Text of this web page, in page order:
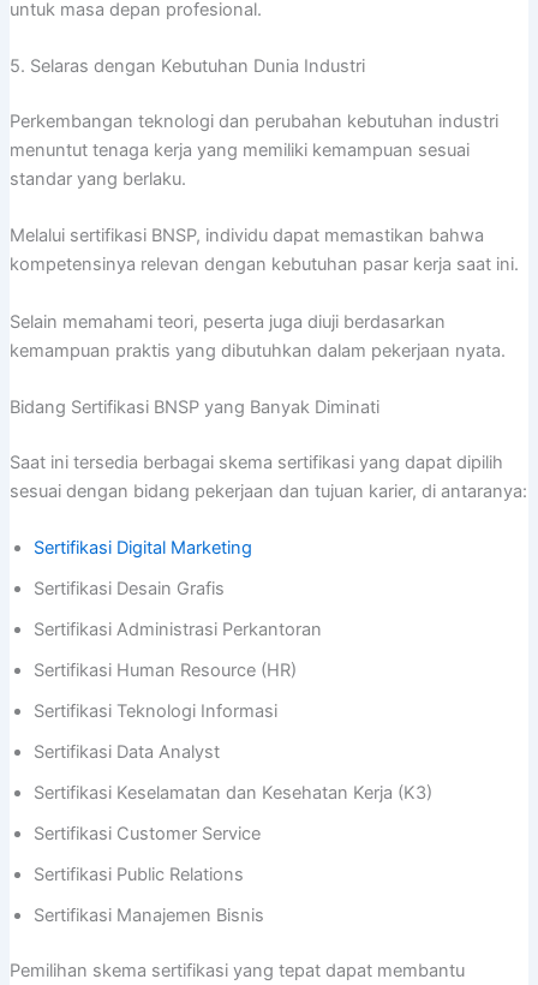
untuk masa depan profesional.
5. Selaras dengan Kebutuhan Dunia Industri
Perkembangan teknologi dan perubahan kebutuhan industri
menuntut tenaga kerja yang memiliki kemampuan sesuai
standar yang berlaku.
Melalui sertifikasi BNSP, individu dapat memastikan bahwa
kompetensinya relevan dengan kebutuhan pasar kerja saat ini.
Selain memahami teori, peserta juga diuji berdasarkan
kemampuan praktis yang dibutuhkan dalam pekerjaan nyata.
Bidang Sertifikasi BNSP yang Banyak Diminati
Saat ini tersedia berbagai skema sertifikasi yang dapat dipilih
sesuai dengan bidang pekerjaan dan tujuan karier, di antaranya:
Sertifikasi Digital Marketing
Sertifikasi Desain Grafis
Sertifikasi Administrasi Perkantoran
Sertifikasi Human Resource (HR)
Sertifikasi Teknologi Informasi
Sertifikasi Data Analyst
Sertifikasi Keselamatan dan Kesehatan Kerja (K3)
Sertifikasi Customer Service
Sertifikasi Public Relations
Sertifikasi Manajemen Bisnis
Pemilihan skema sertifikasi yang tepat dapat membantu